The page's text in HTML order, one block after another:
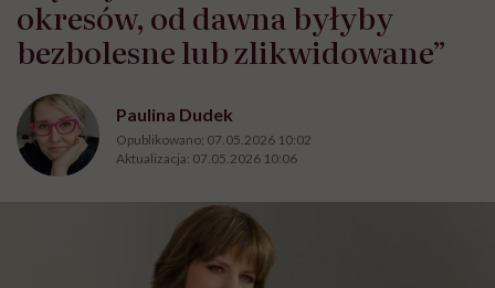
okresów, od dawna byłyby
bezbolesne lub zlikwidowane”
Paulina Dudek
Opublikowano: 07.05.2026 10:02
Aktualizacja: 07.05.2026 10:06